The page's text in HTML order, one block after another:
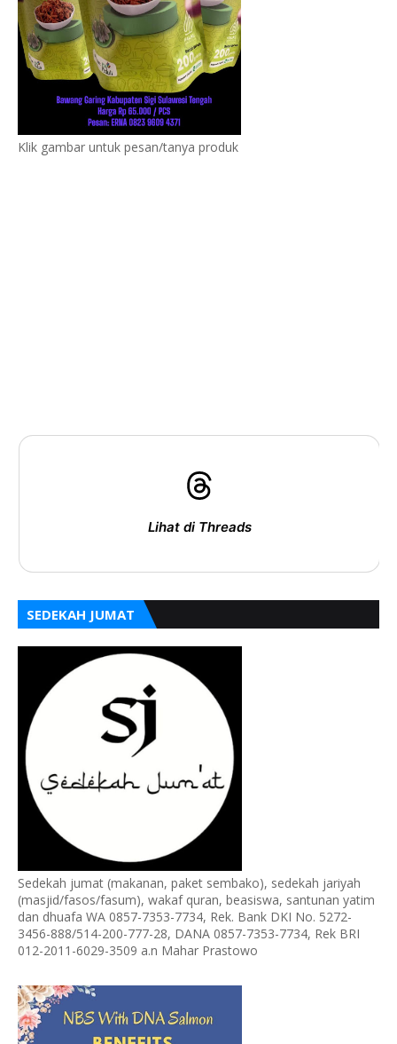
Klik gambar untuk pesan/tanya produk
Lihat di Threads
SEDEKAH JUMAT
Sedekah jumat (makanan, paket sembako), sedekah jariyah
(masjid/fasos/fasum), wakaf quran, beasiswa, santunan yatim
dan dhuafa WA 0857-7353-7734, Rek. Bank DKI No. 5272-
3456-888/514-200-777-28, DANA 0857-7353-7734, Rek BRI
012-2011-6029-3509 a.n Mahar Prastowo